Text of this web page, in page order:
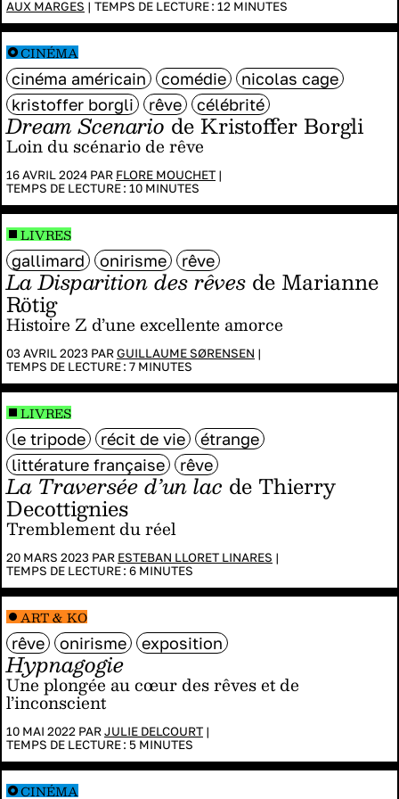
AUX MARGES | TEMPS DE LECTURE : 12 MINUTES
Dream Scenariode Kristoffer Borgli
Loin du scénario de rêve
16 AVRIL 2024 PAR FLORE MOUCHET |
TEMPS DE LECTURE : 10 MINUTES
cinéma américain comédie
nicolas cage
kristoffer borgli
rêve célébrité
CINÉMA
La Disparition des rêves de Marianne
Rötig
Histoire Z d’une excellente amorce
03 AVRIL 2023 PARGUILLAUME SØRENSEN |
TEMPS DE LECTURE : 7 MINUTES
gallimard onirisme rêve
LIVRES
La Traversée d’un lac de Thierry
Decottignies
Tremblement du réel
20 MARS 2023 PAR ESTEBAN LLORET LINARES |
TEMPS DE LECTURE : 6 MINUTES
le tripode récit de vie
étrange
littérature française
rêve
LIVRES
Hypnagogie
Une plongée au cœur des rêves et de
l’inconscient
10 MAI 2022 PARJULIE DELCOURT |
TEMPS DE LECTURE : 5 MINUTES
rêve onirisme exposition
ART & KO
CINÉMA